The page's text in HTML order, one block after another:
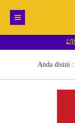
RDM MI
Anda disini :